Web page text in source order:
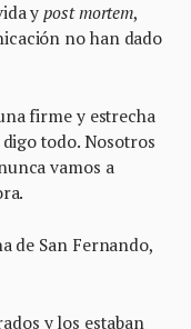
ypost mortem,
no han dado
firme y estrecha
todo. Nosotros
vamos a
de San Fernando,
y los estaban